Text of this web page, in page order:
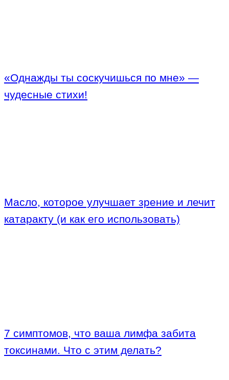
«Однажды ты соскучишься по мне» —
чудесные стихи!
Масло, которое улучшает зрение и лечит
катаракту (и как его использовать)
7 симптомов, что ваша лимфа забита
токсинами. Что с этим делать?